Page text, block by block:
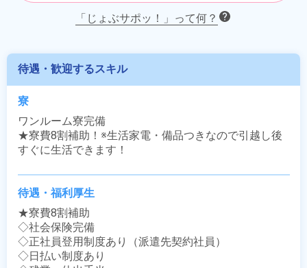
「じょぶサポッ！」って何？
待遇・歓迎するスキル
寮
ワンルーム寮完備
★寮費8割補助！※生活家電・備品つきなので引越し後
すぐに生活できます！
待遇・福利厚生
★寮費8割補助
◇社会保険完備
◇正社員登用制度あり（派遣先契約社員）
◇日払い制度あり